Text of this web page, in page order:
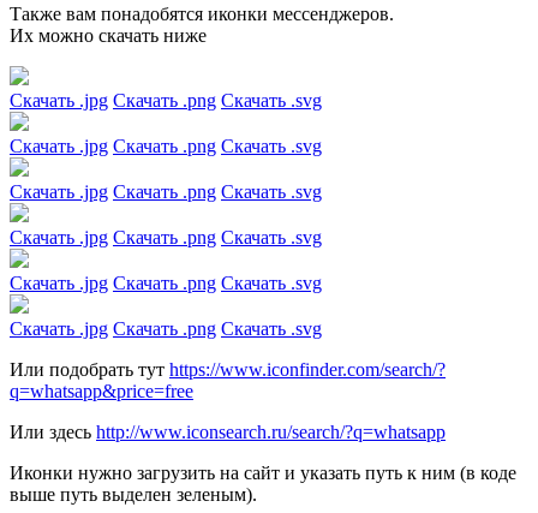
Также вам понадобятся иконки мессенджеров.
Их можно скачать ниже
Скачать .jpg Скачать .png Скачать .svg
Скачать .jpg Скачать .png Скачать .svg
Скачать .jpg Скачать .png Скачать .svg
Скачать .jpg Скачать .png Скачать .svg
Скачать .jpg Скачать .png Скачать .svg
Скачать .jpg Скачать .png Скачать .svg
Или подобрать тут https://www.iconfinder.com/search/?
q=whatsapp&price=free
Или здесь http://www.iconsearch.ru/search/?q=whatsapp
Иконки нужно загрузить на сайт и указать путь к ним (в коде
выше путь выделен зеленым).